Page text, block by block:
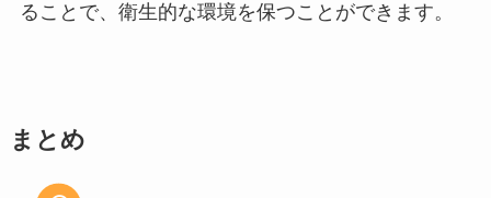
ることで、衛生的な環境を保つことができます。
まとめ